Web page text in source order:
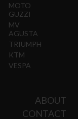
MOTO
GUZZI
MV
AGUSTA
TRIUMPH
KTM
VESPA
ABOUT
CONTACT